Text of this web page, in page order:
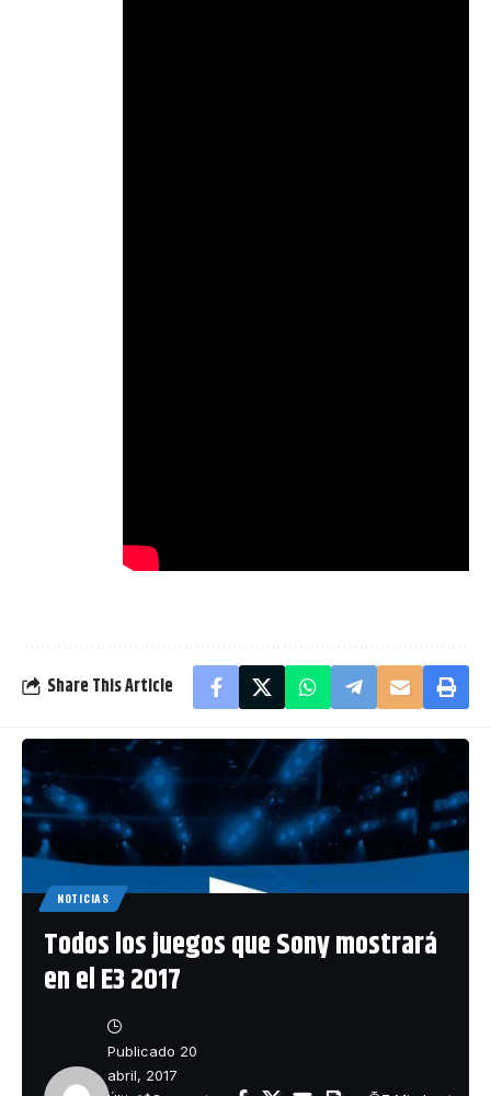
Share This Article
NOTICIAS
Todos los juegos que Sony mostrará
en el E3 2017
Publicado 20
abril, 2017